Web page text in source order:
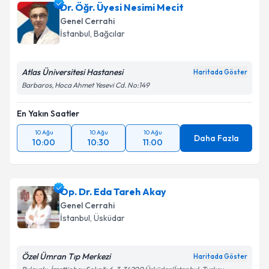
takvim hazırlandığında e-posta ile bilgilendireceğiz.
E-posta Adresiniz
Kişisel verilerimin işlenmesine ilişkin
Metni'ni okudum ve kişisel verilerimin belirtilen
kapsamda işlenmesini kabul ediyorum.
Takvim Talebini Gönder
Dr. Öğr. Üyesi Nesimi Mecit
Genel Cerrahi
İstanbul, Bağcılar
Atlas Üniversitesi Hastanesi Haritada Göster
Barbaros, Hoca Ahmet Yesevi Cd. No:149
En Yakın Saatler
10 Ağu
10:00
10 Ağu
10:30
10 Ağu
11:00 Daha Fazla
Op. Dr. Eda Tareh Akay
Genel Cerrahi
İstanbul, Üsküdar
Özel Ümran Tıp Merkezi Haritada Göster